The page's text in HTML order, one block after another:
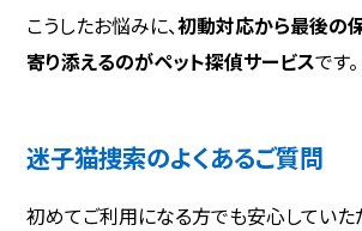
こうしたお悩みに、初動対応から最後の
寄り添えるのがペット探偵サービスです。
迷子猫捜索のよくあるご質問
初めてご利用になる方でも安心していた